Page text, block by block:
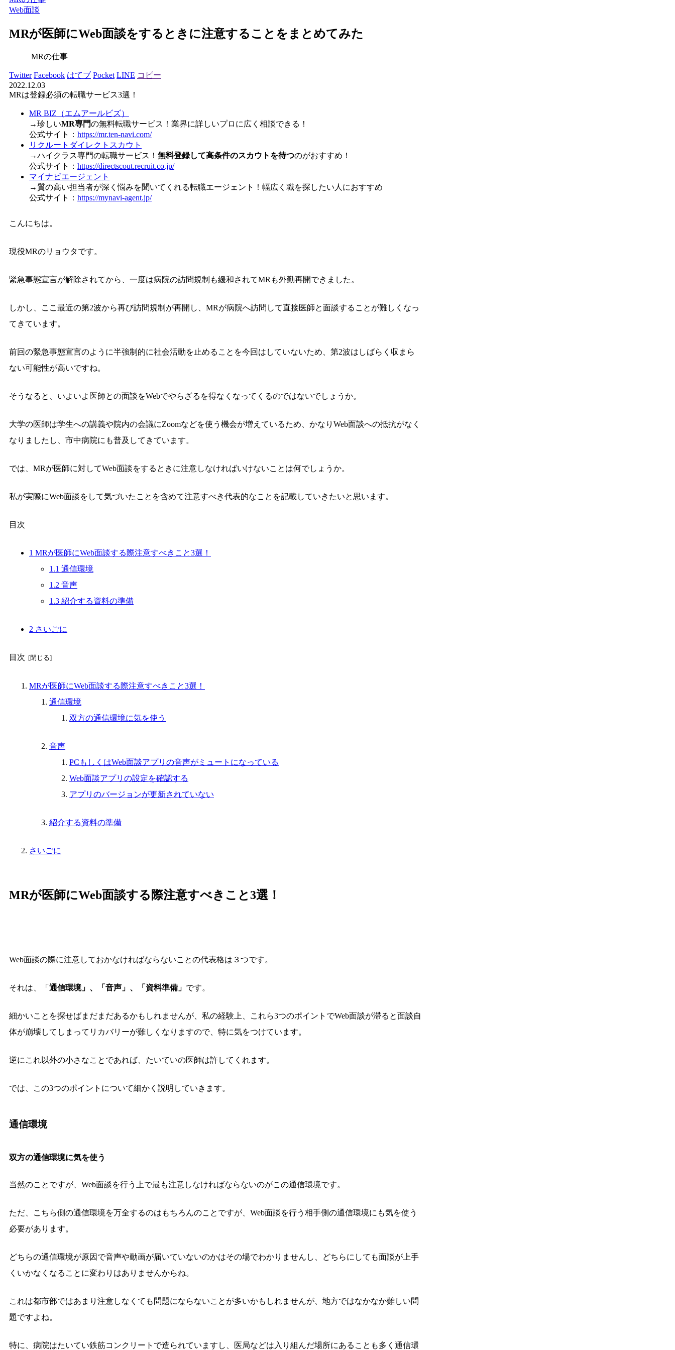
Web面談
MRが医師にWeb面談をするときに注意することをまとめてみた
MRの仕事
Twitter Facebook はてブ Pocket LINE コピー
2022.12.03
MRは登録必須の転職サービス3選！
MR BIZ（エムアールビズ）
→珍しいMR専門の無料転職サービス！業界に詳しいプロに広く相談できる！
公式サイト： https://mr.ten-navi.com/
リクルートダイレクトスカウト
→ハイクラス専門の転職サービス！ 無料登録して高条件のスカウトを待つのがおすすめ！
公式サイト： https://directscout.recruit.co.jp/
マイナビエージェント
→質の高い担当者が深く悩みを聞いてくれる転職エージェント！幅広く職を探したい人におすすめ
公式サイト： https://mynavi-agent.jp/
こんにちは。
現役MRのリョウタです。
緊急事態宣言が解除されてから、一度は病院の訪問規制も緩和されてMRも外勤再開できました。
しかし、ここ最近の第2波から再び訪問規制が再開し、MRが病院へ訪問して直接医師と面談することが難しくなっ
てきています。
前回の緊急事態宣言のように半強制的に社会活動を止めることを今回はしていないため、第2波はしばらく収まら
ない可能性が高いですね。
そうなると、いよいよ医師との面談をWebでやらざるを得なくなってくるのではないでしょうか。
大学の医師は学生への講義や院内の会議にZoomなどを使う機会が増えているため、かなりWeb面談への抵抗がなく
なりましたし、市中病院にも普及してきています。
では、MRが医師に対してWeb面談をするときに注意しなければいけないことは何でしょうか。
私が実際にWeb面談をして気づいたことを含めて注意すべき代表的なことを記載していきたいと思います。
目次
1 MRが医師にWeb面談する際注意すべきこと3選！
1.1 通信環境
1.2 音声
1.3 紹介する資料の準備
2 さいごに
目次
MRが医師にWeb面談する際注意すべきこと3選！
通信環境
双方の通信環境に気を使う
音声
PCもしくはWeb面談アプリの音声がミュートになっている
Web面談アプリの設定を確認する
アプリのバージョンが更新されていない
紹介する資料の準備
さいごに
MRが医師にWeb面談する際注意すべきこと3選！
Web面談の際に注意しておかなければならないことの代表格は３つです。
それは、「 通信環境」、「音声」、「資料準備」 です。
細かいことを探せばまだまだあるかもしれませんが、私の経験上、これら3つのポイントでWeb面談が滞ると面談自
体が崩壊してしまってリカバリーが難しくなりますので、特に気をつけています。
逆にこれ以外の小さなことであれば、たいていの医師は許してくれます。
では、この3つのポイントについて細かく説明していきます。
通信環境
双方の通信環境に気を使う
当然のことですが、Web面談を行う上で最も注意しなければならないのがこの通信環境です。
ただ、こちら側の通信環境を万全するのはもちろんのことですが、Web面談を行う相手側の通信環境にも気を使う
必要があります。
どちらの通信環境が原因で音声や動画が届いていないのかはその場でわかりませんし、どちらにしても面談が上手
くいかなくなることに変わりはありませんからね。
これは都市部ではあまり注意しなくても問題にならないことが多いかもしれませんが、地方ではなかなか難しい問
題ですよね。
特に、病院はたいてい鉄筋コンクリートで造られていますし、医局などは入り組んだ場所にあることも多く通信環